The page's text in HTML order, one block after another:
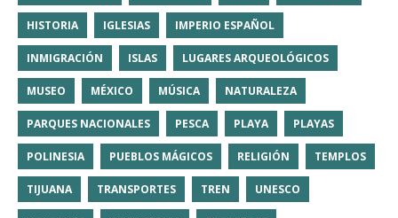
HISTORIA IGLESIAS IMPERIO ESPAÑOL
INMIGRACIÓN ISLAS LUGARES ARQUEOLÓGICOS
MUSEO MÉXICO MÚSICA NATURALEZA
PARQUES NACIONALES PESCA PLAYA PLAYAS
POLINESIA PUEBLOS MÁGICOS RELIGIÓN TEMPLOS
TIJUANA TRANSPORTES TREN UNESCO